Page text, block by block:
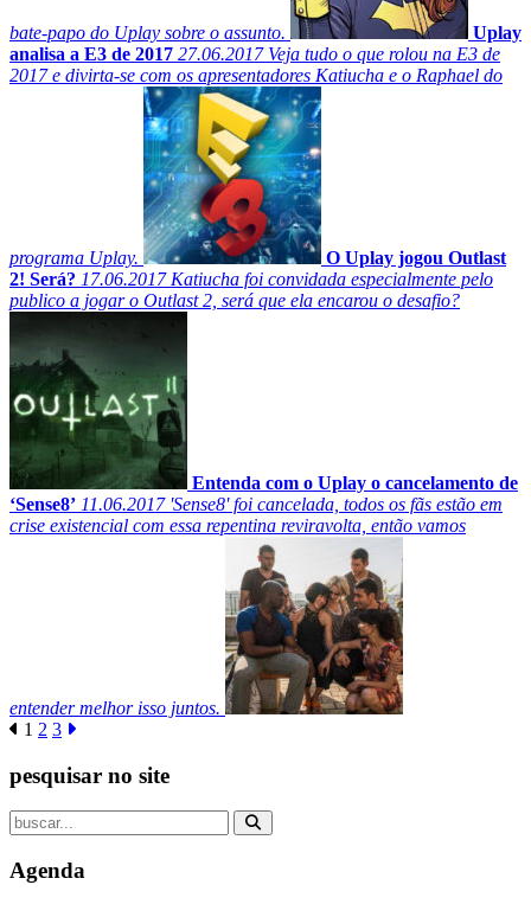
bate-papo do Uplay sobre o assunto.
Uplay
analisa a E3 de 2017 27.06.2017Veja tudo o que rolou na E3 de
2017 e divirta-se com os apresentadores Katiucha e o Raphael do
programa Uplay.
O Uplay jogou Outlast
2! Será? 17.06.2017Katiucha foi convidada especialmente pelo
publico a jogar o Outlast 2, será que ela encarou o desafio?
Entenda com o Uplay o cancelamento de
‘Sense8’ 11.06.2017'Sense8' foi cancelada, todos os fãs estão em
crise existencial com essa repentina reviravolta, então vamos
entender melhor isso juntos.
1 2 3
pesquisar no site
Agenda